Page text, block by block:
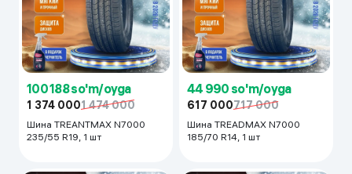
100 188 so'm/oyga
1 374 0001 474 000
Шина TREANTMAX N7000
235/55 R19, 1 шт
44 990 so'm/oyga
617 000717 000
Шина TREADMAX N7000
185/70 R14, 1 шт